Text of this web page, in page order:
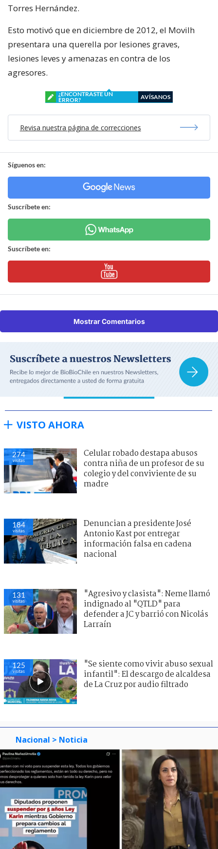
Torres Hernández.
Esto motivó que en diciembre de 2012, el Movilh
presentara una querella por lesiones graves,
lesiones leves y amenazas en contra de los
agresores.
¿ENCONTRASTE UN
ERROR?
AVÍSANOS
Revisa nuestra página de correcciones
Síguenos en:
Suscríbete en:
Suscríbete en:
Mostrar Comentarios
VISTO AHORA
274
visitas
Celular robado destapa abusos
contra niña de un profesor de su
colegio y del conviviente de su
madre
184
visitas
Denuncian a presidente José
Antonio Kast por entregar
información falsa en cadena
nacional
131
visitas
"Agresivo y clasista": Neme llamó
indignado al "QTLD" para
defender a JC y barrió con Nicolás
Larraín
125
visitas
"Se siente como vivir abuso sexual
infantil": El descargo de alcaldesa
de La Cruz por audio filtrado
Nacional > Noticia